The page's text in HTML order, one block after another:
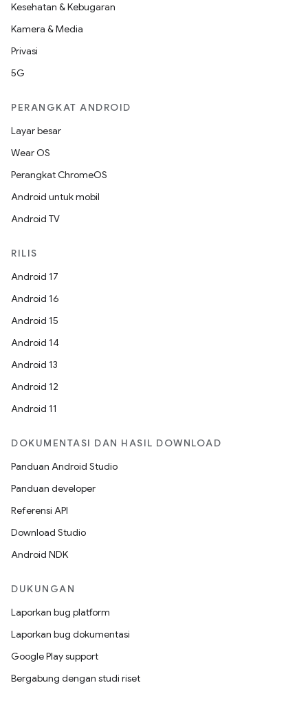
Kesehatan & Kebugaran
Kamera & Media
Privasi
5G
PERANGKAT ANDROID
Layar besar
Wear OS
Perangkat ChromeOS
Android untuk mobil
Android TV
RILIS
Android 17
Android 16
Android 15
Android 14
Android 13
Android 12
Android 11
DOKUMENTASI DAN HASIL DOWNLOAD
Panduan Android Studio
Panduan developer
Referensi API
Download Studio
Android NDK
DUKUNGAN
Laporkan bug platform
Laporkan bug dokumentasi
Google Play support
Bergabung dengan studi riset